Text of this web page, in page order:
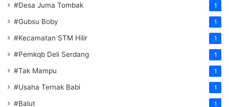
#Desa Juma Tombak 1
#Gubsu Boby 1
#Kecamatan STM Hilir 1
#Pemkqb Deli Serdang 1
#Tak Mampu 1
#Usaha Ternak Babi 1
#Balut 1